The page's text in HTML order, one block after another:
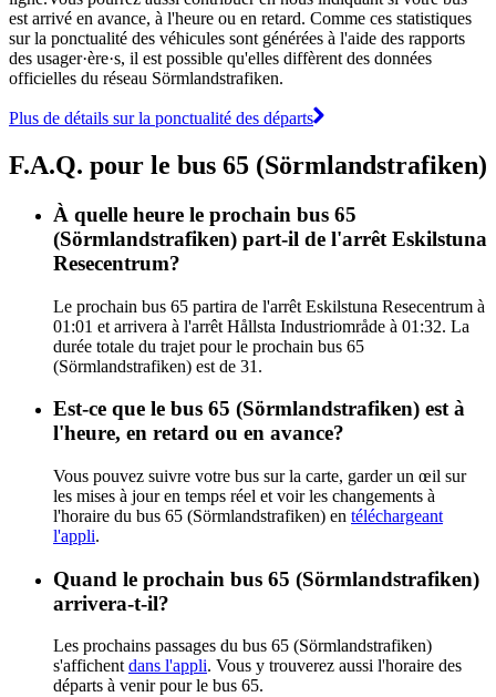
est arrivé en avance, à l'heure ou en retard. Comme ces statistiques
sur la ponctualité des véhicules sont générées à l'aide des rapports
des usager·ère·s, il est possible qu'elles diffèrent des données
officielles du réseau Sörmlandstrafiken.
Plus de détails sur la ponctualité des départs
F.A.Q. pour le bus 65 (Sörmlandstrafiken)
À quelle heure le prochain bus 65
(Sörmlandstrafiken) part-il de l'arrêt Eskilstuna
Resecentrum?
Le prochain bus 65 partira de l'arrêt Eskilstuna Resecentrum à
01:01 et arrivera à l'arrêt Hållsta Industriområde à 01:32. La
durée totale du trajet pour le prochain bus 65
(Sörmlandstrafiken) est de 31.
Est-ce que le bus 65 (Sörmlandstrafiken) est à
l'heure, en retard ou en avance?
Vous pouvez suivre votre bus sur la carte, garder un œil sur
les mises à jour en temps réel et voir les changements à
l'horaire du bus 65 (Sörmlandstrafiken) en téléchargeant
l'appli.
Quand le prochain bus 65 (Sörmlandstrafiken)
arrivera-t-il?
Les prochains passages du bus 65 (Sörmlandstrafiken)
s'affichent dans l'appli. Vous y trouverez aussi l'horaire des
départs à venir pour le bus 65.